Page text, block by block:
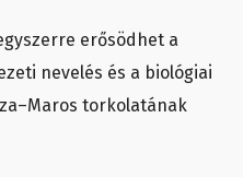
erősödhet a
nevelés és a biológiai
torkolatának